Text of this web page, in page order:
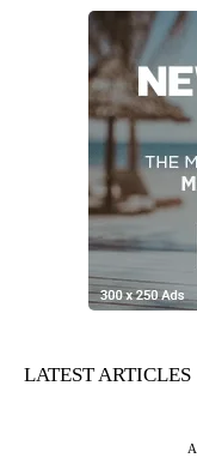
LATEST ARTICLES